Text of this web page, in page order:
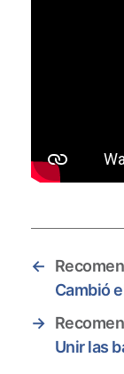
←
Cambió
→
Unir las